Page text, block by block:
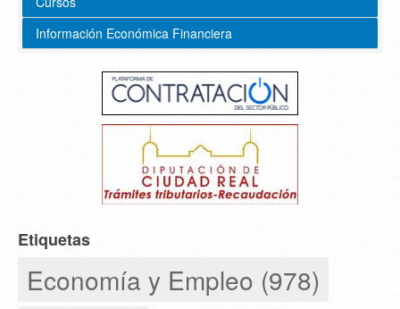
Información Económica Financiera
Etiquetas
Economía y Empleo (978)